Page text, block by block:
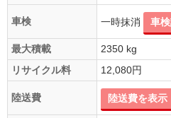
車検 一時抹消 車
最大積載
2350 kg
リサイクル料
12,080円
陸送費 陸送費を表示